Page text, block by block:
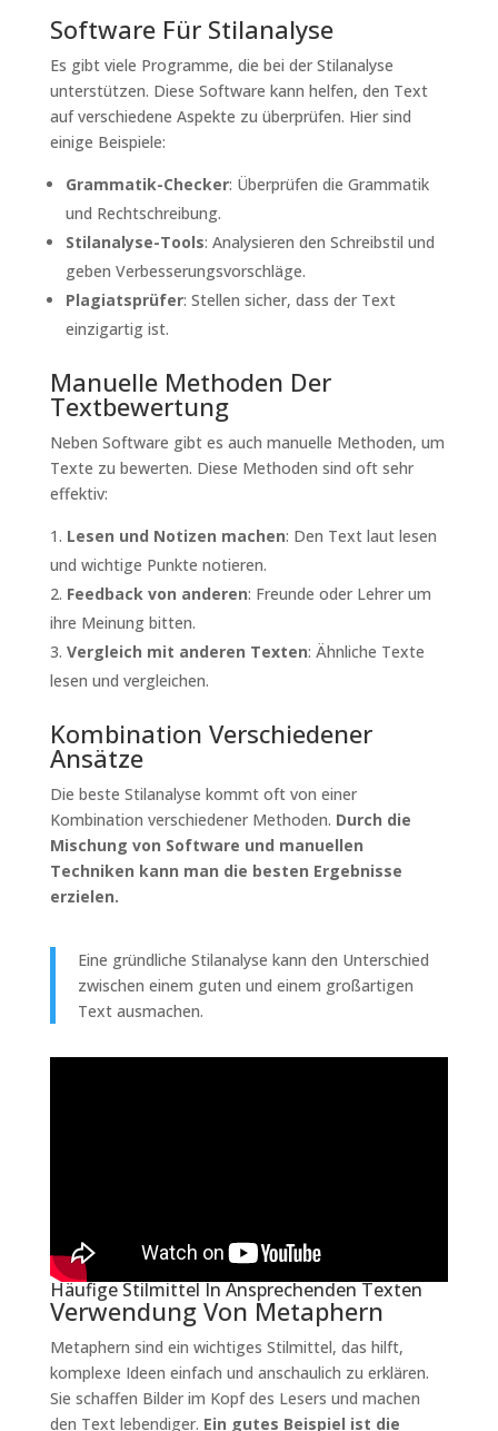
Software Für Stilanalyse
Es gibt viele Programme, die bei der Stilanalyse
unterstützen. Diese Software kann helfen, den Text
auf verschiedene Aspekte zu überprüfen. Hier sind
einige Beispiele:
Grammatik-Checker: Überprüfen die Grammatik
und Rechtschreibung.
Stilanalyse-Tools: Analysieren den Schreibstil und
geben Verbesserungsvorschläge.
Plagiatsprüfer: Stellen sicher, dass der Text
einzigartig ist.
Manuelle Methoden Der
Textbewertung
Neben Software gibt es auch manuelle Methoden, um
Texte zu bewerten. Diese Methoden sind oft sehr
effektiv:
Lesen und Notizen machen: Den Text laut lesen
und wichtige Punkte notieren.
Feedback von anderen: Freunde oder Lehrer um
ihre Meinung bitten.
Vergleich mit anderen Texten: Ähnliche Texte
lesen und vergleichen.
Kombination Verschiedener
Ansätze
Die beste Stilanalyse kommt oft von einer
Kombination verschiedener Methoden. Durch die
Mischung von Software und manuellen
Techniken kann man die besten Ergebnisse
erzielen.
Eine gründliche Stilanalyse kann den Unterschied
zwischen einem guten und einem großartigen
Text ausmachen.
Häufige Stilmittel In Ansprechenden Texten
Verwendung Von Metaphern
Metaphern sind ein wichtiges Stilmittel, das hilft,
komplexe Ideen einfach und anschaulich zu erklären.
Sie schaffen Bilder im Kopf des Lesers und machen
den Text lebendiger. Ein gutes Beispiel ist die